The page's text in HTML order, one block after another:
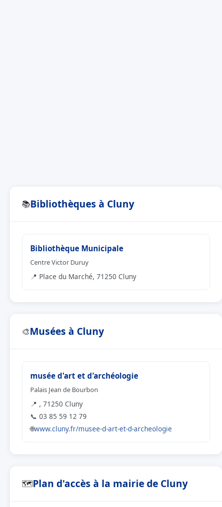
📚Bibliothèques à Cluny
Bibliothèque Municipale
Centre Victor Duruy
📍 Place du Marché, 71250 Cluny
🎨Musées à Cluny
musée d'art et d'archéologie
Palais Jean de Bourbon
📍 , 71250 Cluny
📞 03 85 59 12 79
🌐www.cluny.fr/musee-d-art-et-d-archeologie
🗺Plan d'accès à la mairie de Cluny